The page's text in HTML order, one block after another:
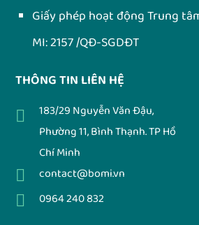
Giấy phép hoạt động Trung
MI: 2157 /QĐ-SGDĐT
THÔNG TIN LIÊN HỆ
183/29 Nguyễn Văn Đậu,
Phường 11, Bình Thạnh. TP Hồ
Chí Minh
contact@bomi.vn
0964 240 832